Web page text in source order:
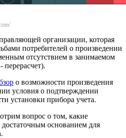
организации, которая
потребителей о произведении
отсутствием в занимаемом
о возможности произведения
условия о подтверждении
установки прибора учета.
вопрос о том, какие
достаточным основанием для